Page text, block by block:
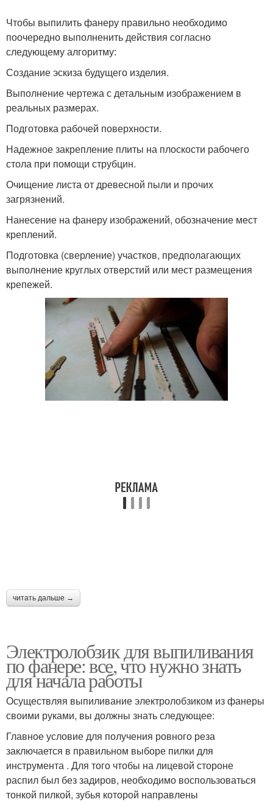
Чтобы выпилить фанеру правильно необходимо
поочередно выполненить действия согласно
следующему алгоритму:
Создание эскиза будущего изделия.
Выполнение чертежа с детальным изображением в
реальных размерах.
Подготовка рабочей поверхности.
Надежное закрепление плиты на плоскости рабочего
стола при помощи струбцин.
Очищение листа от древесной пыли и прочих
загрязнений.
Нанесение на фанеру изображений, обозначение мест
креплений.
Подготовка (сверление) участков, предполагающих
выполнение круглых отверстий или мест размещения
крепежей.
читать дальше →
Электролобзик для выпиливания
по фанере: все, что нужно знать
для начала работы
Осуществляя выпиливание электролобзиком из фанеры
своими руками, вы должны знать следующее:
Главное условие для получения ровного реза
заключается в правильном выборе пилки для
инструмента . Для того чтобы на лицевой стороне
распил был без задиров, необходимо воспользоваться
тонкой пилкой, зубья которой направлены